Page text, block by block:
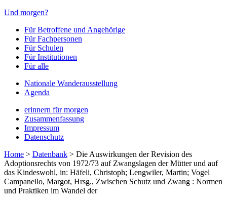
Und morgen?
Für Betroffene und Angehörige
Für Fachpersonen
Für Schulen
Für Institutionen
Für alle
Nationale Wanderausstellung
Agenda
erinnern für morgen
Zusammenfassung
Impressum
Datenschutz
Home > Datenbank > Die Auswirkungen der Revision des
Adoptionsrechts von 1972/73 auf Zwangslagen der Mütter und auf
das Kindeswohl, in: Häfeli, Christoph; Lengwiler, Martin; Vogel
Campanello, Margot, Hrsg., Zwischen Schutz und Zwang : Normen
und Praktiken im Wandel der